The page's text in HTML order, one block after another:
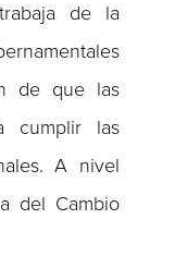
de la
de que las
cumplir las
A nivel
del Cambio